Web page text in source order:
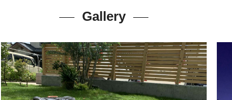
Gallery